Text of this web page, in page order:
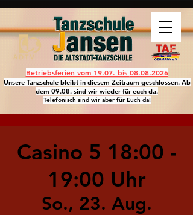
Betriebsferien vom 19.07. bis 08.08.2026
Unsere Tanzschule bleibt in diesem Zeitraum geschlossen. Ab
dem 09.08. sind wir wieder für euch da.
Telefonisch sind wir aber für Euch da!
Casino 5 18:00 -
19:00 Uhr
So., 23. Aug.